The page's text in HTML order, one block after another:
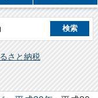
さと納税